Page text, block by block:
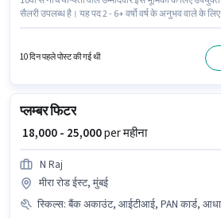
सैलरी उपलब्ध है। यह पद 2 - 6+ वर्षो वर्ष के अनुभव वाले के
है, जिसमें रोटेशनल शिफ्ट और 6 days working प्रति
10 दिन पहले पोस्ट की गई थी
प्लम्बर फिटर
₹ 18,000 - 25,000per महीना
N Raj
मीरा रोड ईस्ट, मुंबई
स्किल्स: बैंक अकाउंट, आईटीआई, PAN कार्ड, आधार कार्ड, पंप